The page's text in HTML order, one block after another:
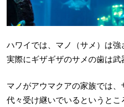
ハワイでは、マノ（サメ）は強
実際にギザギザのサメの歯は武
マノがアウマクアの家族では
代々受け継いでいるというとこ